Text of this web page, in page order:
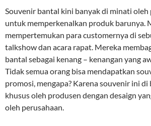
Souvenir bantal kini banyak di minati oleh
untuk memperkenalkan produk barunya.
mempertemukan para customernya di
talkshow dan acara rapat. Mereka
bantal sebagai kenang – kenangan yang
Tidak semua orang bisa mendapatkan
promosi, mengapa? Karena souvenir ini
khusus oleh produsen dengan desaign
oleh perusahaan.